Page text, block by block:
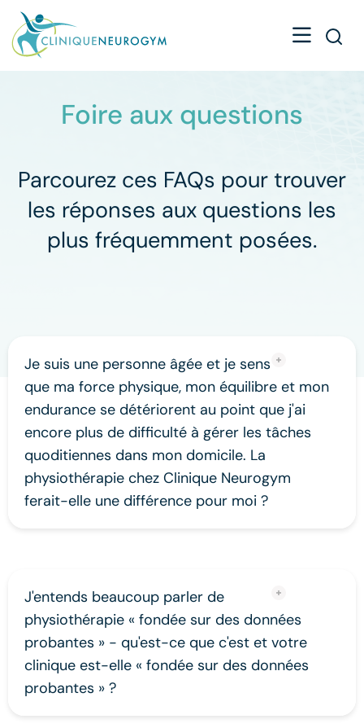
Foire aux questions
Parcourez ces FAQs pour trouver
les réponses aux questions les
plus fréquemment posées.
Je suis une personne âgée et je sens
que ma force physique, mon équilibre et mon
endurance se détériorent au point que j'ai
encore plus de difficulté à gérer les tâches
quoditiennes dans mon domicile. La
physiothérapie chez Clinique Neurogym
ferait-elle une différence pour moi ?
J'entends beaucoup parler de
physiothérapie « fondée sur des données
probantes » - qu'est-ce que c'est et votre
clinique est-elle « fondée sur des données
probantes » ?